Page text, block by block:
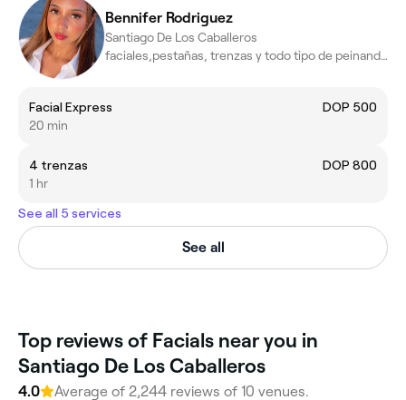
Bennifer Rodriguez
Santiago De Los Caballeros
faciales,pestañas, trenzas y todo tipo de peinandos
Facial Express
DOP 500
20 min
4 trenzas
DOP 800
1 hr
See all 5 services
See all
‎Top reviews of Facials near you in
Santiago De Los Caballeros
4.0 Average of ‎2,244‎ reviews of ‎10‎ venues.